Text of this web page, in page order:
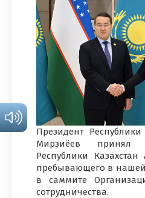
Президент
Мирзиёев принял
Республики
пребывающего в нашей
в саммите
сотрудничества.